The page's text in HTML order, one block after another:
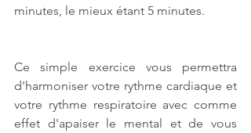
minutes, le mieux étant 5 minutes.
Ce simple exercice vous permettra
d'harmoniser votre rythme cardiaque et
votre rythme respiratoire avec comme
effet d'apaiser le mental et de vous